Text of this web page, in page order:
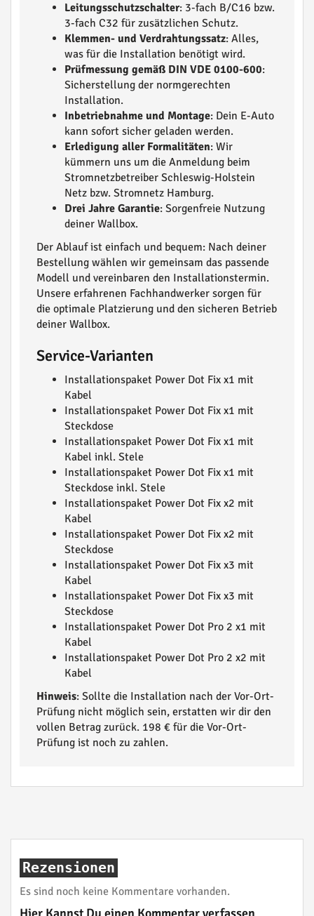
Leitungsschutzschalter: 3-fach B/C16 bzw.
3-fach C32 für zusätzlichen Schutz.
Klemmen- und Verdrahtungssatz: Alles,
was für die Installation benötigt wird.
Prüfmessung gemäß DIN VDE 0100-600:
Sicherstellung der normgerechten
Installation.
Inbetriebnahme und Montage: Dein E-Auto
kann sofort sicher geladen werden.
Erledigung aller Formalitäten: Wir
kümmern uns um die Anmeldung beim
Stromnetzbetreiber Schleswig-Holstein
Netz bzw. Stromnetz Hamburg.
Drei Jahre Garantie: Sorgenfreie Nutzung
deiner Wallbox.
Der Ablauf ist einfach und bequem: Nach deiner
Bestellung wählen wir gemeinsam das passende
Modell und vereinbaren den Installationstermin.
Unsere erfahrenen Fachhandwerker sorgen für
die optimale Platzierung und den sicheren Betrieb
deiner Wallbox.
Service-Varianten
Installationspaket Power Dot Fix x1 mit
Kabel
Installationspaket Power Dot Fix x1 mit
Steckdose
Installationspaket Power Dot Fix x1 mit
Kabel inkl. Stele
Installationspaket Power Dot Fix x1 mit
Steckdose inkl. Stele
Installationspaket Power Dot Fix x2 mit
Kabel
Installationspaket Power Dot Fix x2 mit
Steckdose
Installationspaket Power Dot Fix x3 mit
Kabel
Installationspaket Power Dot Fix x3 mit
Steckdose
Installationspaket Power Dot Pro 2 x1 mit
Kabel
Installationspaket Power Dot Pro 2 x2 mit
Kabel
Hinweis: Sollte die Installation nach der Vor-Ort-
Prüfung nicht möglich sein, erstatten wir dir den
vollen Betrag zurück. 198 € für die Vor-Ort-
Prüfung ist noch zu zahlen.
Rezensionen
Es sind noch keine Kommentare vorhanden.